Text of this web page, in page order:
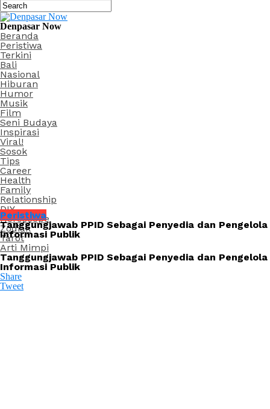
Denpasar Now
Beranda
Peristiwa
Terkini
Bali
Nasional
Hiburan
Humor
Musik
Film
Seni Budaya
Inspirasi
Viral!
Sosok
Tips
Career
Health
Family
Relationship
DIY
Horoscope
Zodiak
Tarot
Arti Mimpi
Tanggungjawab PPID Sebagai Penyedia dan Pengelola
Informasi Publik
Share
Tweet
Peristiwa
Tanggungjawab PPID Sebagai Penyedia dan Pengelola
Informasi Publik